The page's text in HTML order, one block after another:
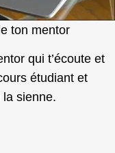
ton mentor
qui t’écoute et
étudiant et
sienne.